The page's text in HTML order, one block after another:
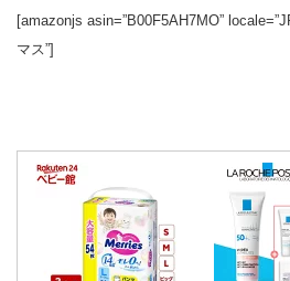
[amazonjs asin=”B00F5AH7MO”
マス”]